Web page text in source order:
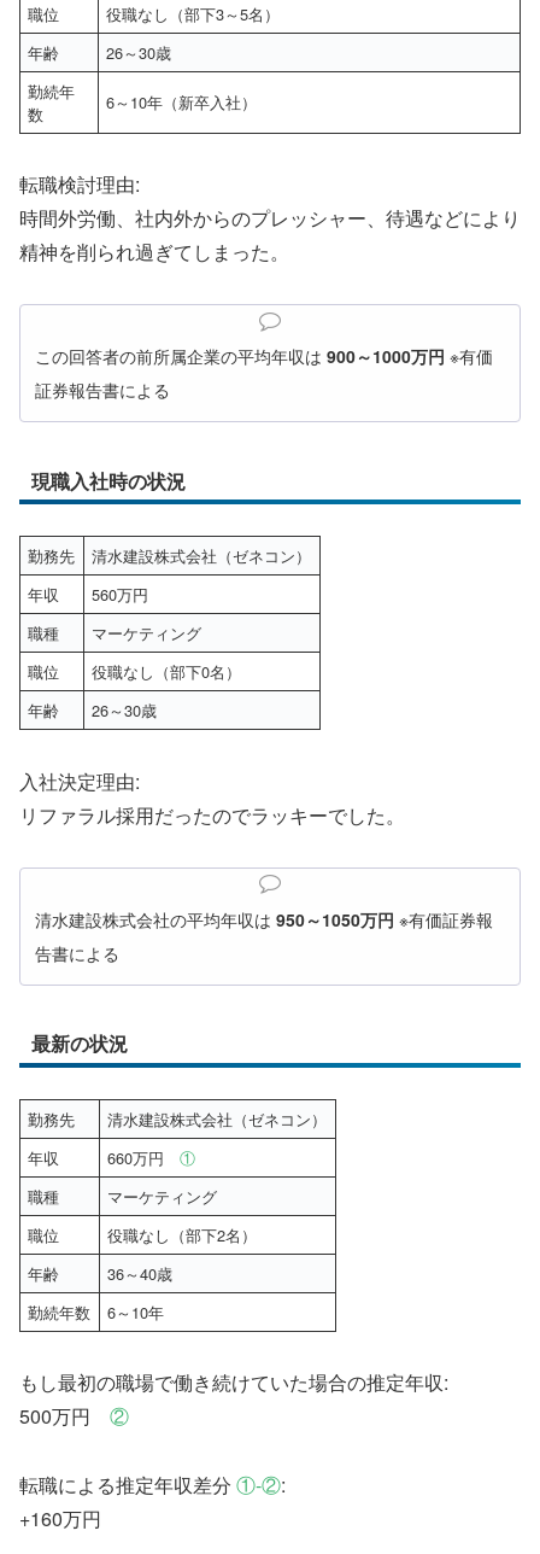
職位
役職なし（部下3～5名）
年齢
26～30歳
勤続年
数
6～10年（新卒入社）
転職検討理由:
時間外労働、社内外からのプレッシャー、待遇などにより
精神を削られ過ぎてしまった。
この回答者の前所属企業の平均年収は 900～1000万円 ※有価
証券報告書による
現職入社時の状況
勤務先
清水建設株式会社（ゼネコン）
年収
560万円
職種
マーケティング
職位
役職なし（部下0名）
年齢
26～30歳
入社決定理由:
リファラル採用だったのでラッキーでした。
清水建設株式会社の平均年収は 950～1050万円 ※有価証券報
告書による
最新の状況
勤務先
清水建設株式会社（ゼネコン）
年収
660万円①
職種
マーケティング
職位
役職なし（部下2名）
年齢
36～40歳
勤続年数
6～10年
もし最初の職場で働き続けていた場合の推定年収:
500万円 ②
転職による推定年収差分 ①-②:
+160万円